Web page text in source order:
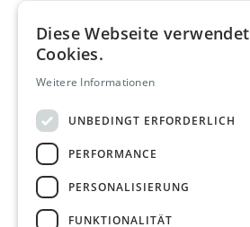
Diese Webseite verwendet
Cookies.
Weitere Informationen
UNBEDINGT ERFORDERLICH
PERFORMANCE
PERSONALISIERUNG
FUNKTIONALITÄT